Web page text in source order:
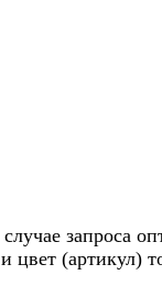
запроса
цвет (артикул)